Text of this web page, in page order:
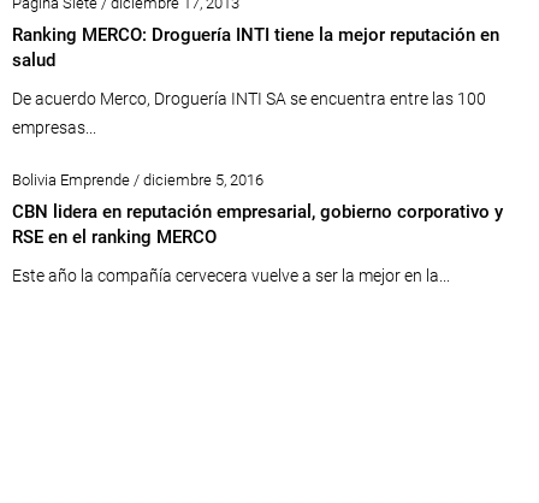
Ranking MERCO: Droguería INTI tiene la mejor reputación en
salud
De acuerdo Merco, Droguería INTI SA se encuentra entre las 100
empresas...
Bolivia Emprende / diciembre 5, 2016
CBN lidera en reputación empresarial, gobierno corporativo y
RSE en el ranking MERCO
Este año la compañía cervecera vuelve a ser la mejor en la...